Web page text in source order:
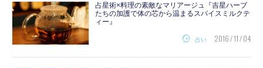
占星術×料理の素敵なマリアージュ『吉星ハーブ
たちの加護で体の芯から温まるスパイスミルクテ
ィー』
占い 2016 / 11 / 04